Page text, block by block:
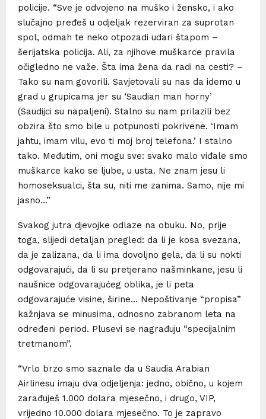
policije. “Sve je odvojeno na muško i žensko, i ako
slučajno pređeš u odjeljak rezerviran za suprotan
spol, odmah te neko otpozadi udari štapom –
šerijatska policija. Ali, za njihove muškarce pravila
očigledno ne važe. Šta ima žena da radi na cesti? –
Tako su nam govorili. Savjetovali su nas da idemo u
grad u grupicama jer su ‘Saudian man horny’
(Saudijci su napaljeni). Stalno su nam prilazili bez
obzira što smo bile u potpunosti pokrivene. ‘Imam
jahtu, imam vilu, evo ti moj broj telefona.’ I stalno
tako. Međutim, oni mogu sve: svako malo viđale smo
muškarce kako se ljube, u usta. Ne znam jesu li
homoseksualci, šta su, niti me zanima. Samo, nije mi
jasno…”
Svakog jutra djevojke odlaze na obuku. No, prije
toga, slijedi detaljan pregled: da li je kosa svezana,
da je zalizana, da li ima dovoljno gela, da li su nokti
odgovarajući, da li su pretjerano našminkane, jesu li
naušnice odgovarajućeg oblika, je li peta
odgovarajuće visine, širine… Nepoštivanje “propisa”
kažnjava se minusima, odnosno zabranom leta na
određeni period. Plusevi se nagrađuju “specijalnim
tretmanom”.
“Vrlo brzo smo saznale da u Saudia Arabian
Airlinesu imaju dva odjeljenja: jedno, obično, u kojem
zarađuješ 1.000 dolara mjesečno, i drugo, VIP,
vrijedno 10.000 dolara mjesečno. To je zapravo